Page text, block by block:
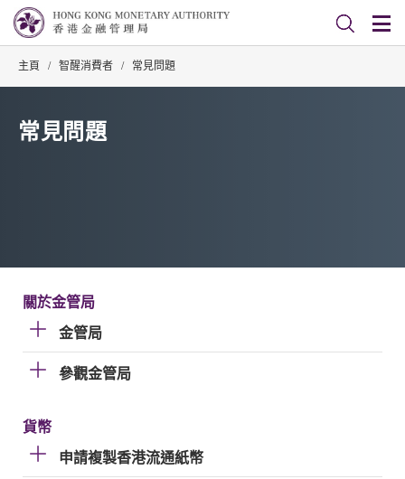
主頁 / 智醒消費者 / 常見問題
常見問題
關於金管局
金管局
參觀金管局
貨幣
申請複製香港流通紙幣